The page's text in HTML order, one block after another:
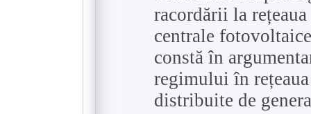
racordării la
centrale
constă în
regimului în
distribuite de